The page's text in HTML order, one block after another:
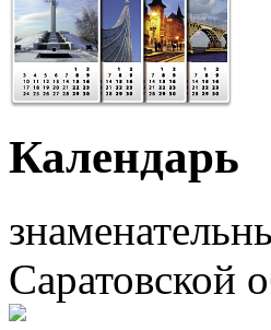
Календарь
Саратовской